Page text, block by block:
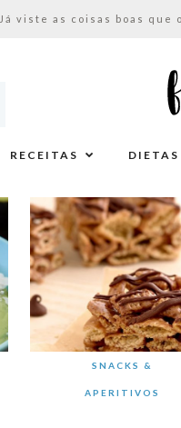
RECEITAS DIETAS
SNACKS &
APERITIVOS
Já viste as coisas boas que